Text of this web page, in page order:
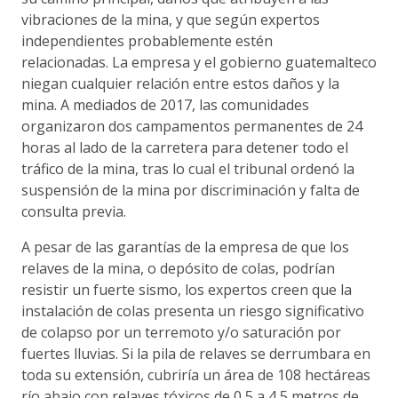
vibraciones de la mina, y que según expertos
independientes probablemente estén
relacionadas. La empresa y el gobierno guatemalteco
niegan cualquier relación entre estos daños y la
mina. A mediados de 2017, las comunidades
organizaron dos campamentos permanentes de 24
horas al lado de la carretera para detener todo el
tráfico de la mina, tras lo cual el tribunal ordenó la
suspensión de la mina por discriminación y falta de
consulta previa.
A pesar de las garantías de la empresa de que los
relaves de la mina, o depósito de colas, podrían
resistir un fuerte sismo, los expertos creen que la
instalación de colas presenta un riesgo significativo
de colapso por un terremoto y/o saturación por
fuertes lluvias. Si la pila de relaves se derrumbara en
toda su extensión, cubriría un área de 108 hectáreas